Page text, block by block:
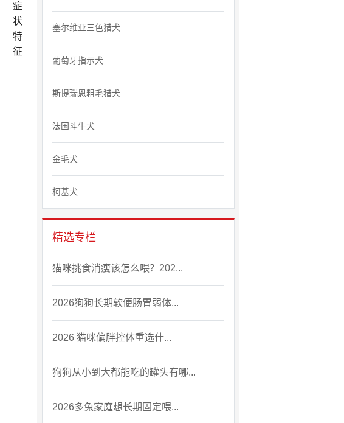
症
状
特
征
塞尔维亚三色猎犬
葡萄牙指示犬
斯提瑞恩粗毛猎犬
法国斗牛犬
金毛犬
柯基犬
精选专栏
猫咪挑食消瘦该怎么喂？202...
2026狗狗长期软便肠胃弱体...
2026 猫咪偏胖控体重选什...
狗狗从小到大都能吃的罐头有哪...
2026多兔家庭想长期固定喂...